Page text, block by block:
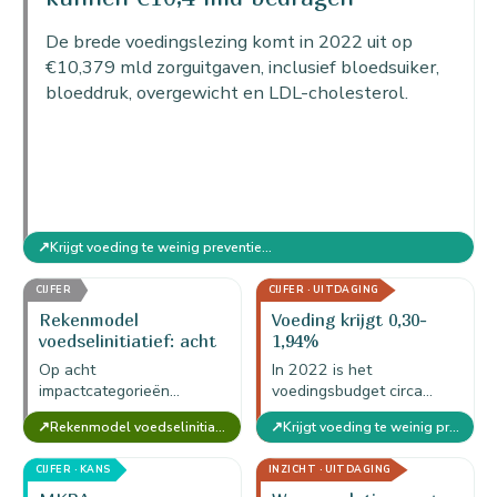
De brede voedingslezing komt in 2022 uit op
€10,379 mld zorguitgaven, inclusief bloedsuiker,
bloeddruk, overgewicht en LDL-cholesterol.
↗ Krijgt voeding te weinig preventiebudget?
CIJFER
Rekenmodel
voedselinitiatief: acht
impactcategorieën per
initiatief
Op acht
impactcategorieën
berekent het rekenmodel
voedselinitiatief de
maatschappelijke waarde
van een initiatief in euro's
↗ Rekenmodel voedselinitiatief — MKBA Food (versie voor 1 initiatief)
CIJFER · UITDAGING
Voeding krijgt 0,30-
1,94%
preventiebudget
In 2022 is het
voedingsbudget circa
€30,776 mln: 0,30% bij
de brede
zorguitgavenlezing en
1,94% bij de smalle
↗ Krijgt voeding te weinig preventiebudget?
CIJFER · KANS INZICHT · UITDAGING